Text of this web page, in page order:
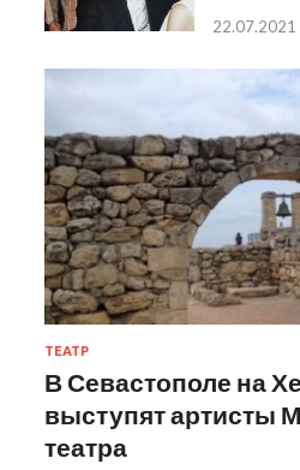
22.07.2021
ТЕАТР
В Севастополе на
выступят артисты
театра